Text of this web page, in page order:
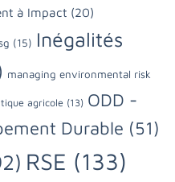
à Impact (20)
(15) Inégalités
managing environmental risk
agricole (13) ODD -
Durable (51)
RSE (133)